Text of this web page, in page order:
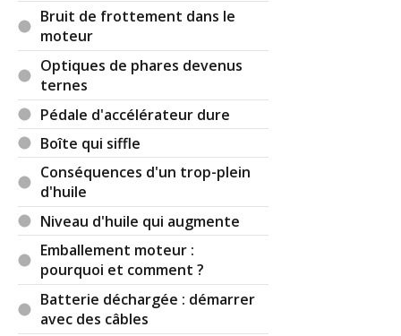
Bruit de frottement dans le
moteur
Optiques de phares devenus
ternes
Pédale d'accélérateur dure
Boîte qui siffle
Conséquences d'un trop-plein
d'huile
Niveau d'huile qui augmente
Emballement moteur :
pourquoi et comment ?
Batterie déchargée : démarrer
avec des câbles